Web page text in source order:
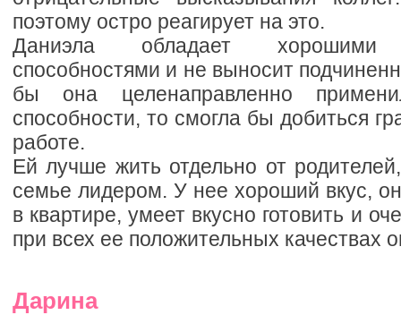
поэтому остро реагирует на это.
Даниэла обладает хорошими
способностями и не выносит
бы она целенаправленно
способности, то смогла бы добиться
работе.
Ей лучше жить отдельно от
семье лидером. У нее хороший вкус,
в квартире, умеет вкусно готовить и
при всех ее положительных качествах
Дарина